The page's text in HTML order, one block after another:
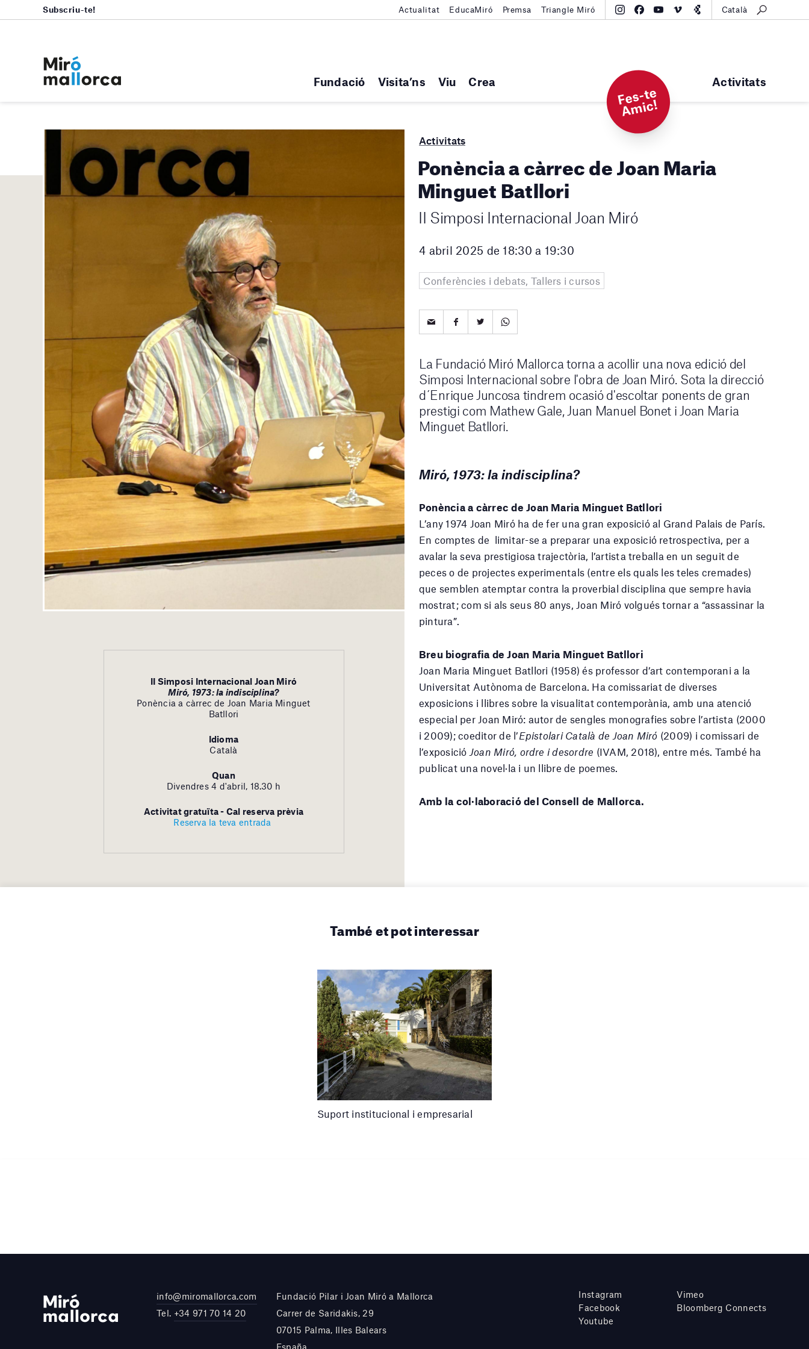
Fundació Visita’ns Viu Crea Activitats
Subscriu-te! Actualitat EducaMiró Premsa Triangle Miró Català
F
e
s-t
e
A
mi
c!
II Simposi Internacional Joan Miró
Miró, 1973: la indisciplina?
Ponència a càrrec de Joan Maria Minguet
Batllori
Idioma
Català
Quan
Divendres 4 d'abril, 18.30 h
Activitat gratuïta - Cal reserva prèvia
Reserva la teva entrada
Activitats
Ponència a càrrec de Joan Maria
Minguet Batllori
II Simposi Internacional Joan Miró
4 abril 2025 de 18:30 a 19:30
Conferències i debats, Tallers i cursos
La Fundació Miró Mallorca torna a acollir una nova edició del
Simposi Internacional sobre l'obra de Joan Miró. Sota la direcció
d´Enrique Juncosa tindrem ocasió d'escoltar ponents de gran
prestigi com Mathew Gale, Juan Manuel Bonet i Joan Maria
Minguet Batllori.
Miró, 1973: la indisciplina?
Ponència a càrrec de Joan Maria Minguet Batllori
L’any 1974 Joan Miró ha de fer una gran exposició al Grand Palais de París.
En comptes de limitar-se a preparar una exposició retrospectiva, per a
avalar la seva prestigiosa trajectòria, l’artista treballa en un seguit de
peces o de projectes experimentals (entre els quals les teles cremades)
que semblen atemptar contra la proverbial disciplina que sempre havia
mostrat; com si als seus 80 anys, Joan Miró volgués tornar a “assassinar la
pintura”.
Breu biografia de Joan Maria Minguet Batllori
Joan Maria Minguet Batllori (1958) és professor d’art contemporani a la
Universitat Autònoma de Barcelona. Ha comissariat de diverses
exposicions i llibres sobre la visualitat contemporània, amb una atenció
especial per Joan Miró: autor de sengles monografies sobre l’artista (2000
i 2009); coeditor de l’Epistolari Català de Joan Miró (2009) i comissari de
l’exposició Joan Miró, ordre i desordre (IVAM, 2018), entre més. També ha
publicat una novel·la i un llibre de poemes.
Amb la col·laboració del Consell de Mallorca.
També et pot interessar
Suport institucional i empresarial
info@miromallorca.com
Tel. +34 971 70 14 20
Fundació Pilar i Joan Miró a Mallorca
Carrer de Saridakis, 29
07015 Palma, Illes Balears
España
Instagram
Facebook
Youtube
Vimeo
Bloomberg Connects